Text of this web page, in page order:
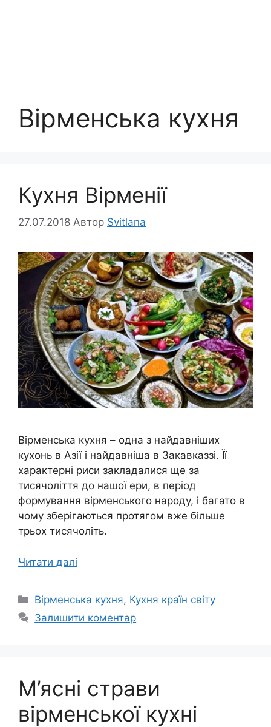
Вірменська кухня
Кухня Вірменії
27.07.2018 Автор Svitlana
Вірменська кухня – одна з найдавніших
кухонь в Азії і найдавніша в Закавказзі. Її
характерні риси закладалися ще за
тисячоліття до нашої ери, в період
формування вірменського народу, і багато в
чому зберігаються протягом вже більше
трьох тисячоліть.
Читати далі
Категорії
Вірменська кухня, Кухня країн світу
Залишити коментар
М’ясні страви
вірменської кухні